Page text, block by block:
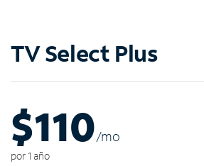
TV Select Plus
$110/mo
por 1 año